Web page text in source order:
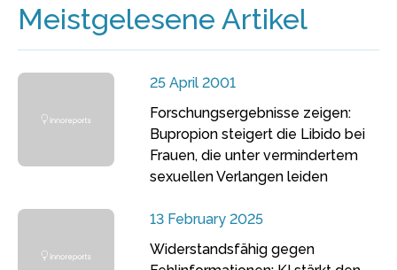
Meistgelesene Artikel
25 April 2001
Forschungsergebnisse zeigen:
Bupropion steigert die Libido bei
Frauen, die unter vermindertem
sexuellen Verlangen leiden
13 February 2025
Widerstandsfähig gegen